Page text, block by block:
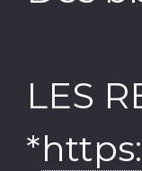
LES
*